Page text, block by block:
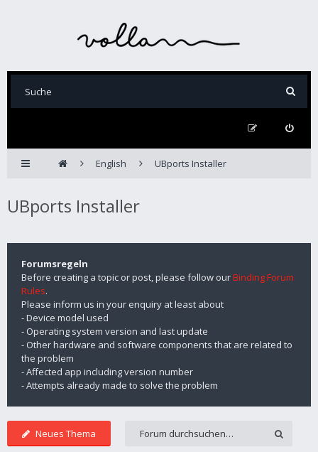
English UBports Installer
UBports Installer
Forumsregeln
Before creating a topic or post, please follow ourBinding Forum
Rules.
Please inform us in your enquiry at least about
- Device model used
- Operating system version and last update
- Other hardware and software components that are related to
the problem
- Affected app including version number
- Attempts already made to solve the problem
Neues Thema